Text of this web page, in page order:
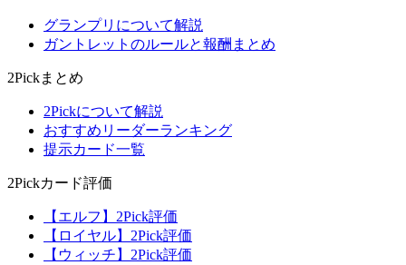
グランプリについて解説
ガントレットのルールと報酬まとめ
2Pickまとめ
2Pickについて解説
おすすめリーダーランキング
提示カード一覧
2Pickカード評価
【エルフ】2Pick評価
【ロイヤル】2Pick評価
【ウィッチ】2Pick評価